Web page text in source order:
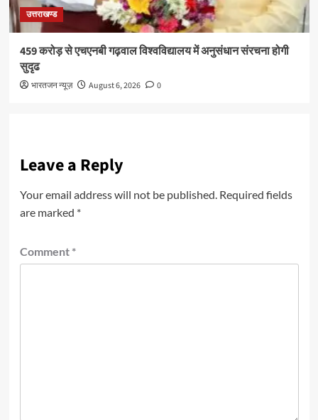
उत्तराखण्ड
459 करोड़ से एचएनबी गढ़वाल विश्वविद्यालय में अनुसंधान संरचना होगी
सुदृढ
भारतजन न्यूज़ August 6, 2026 0
Leave a Reply
Your email address will not be published. Required fields
are marked *
Comment *